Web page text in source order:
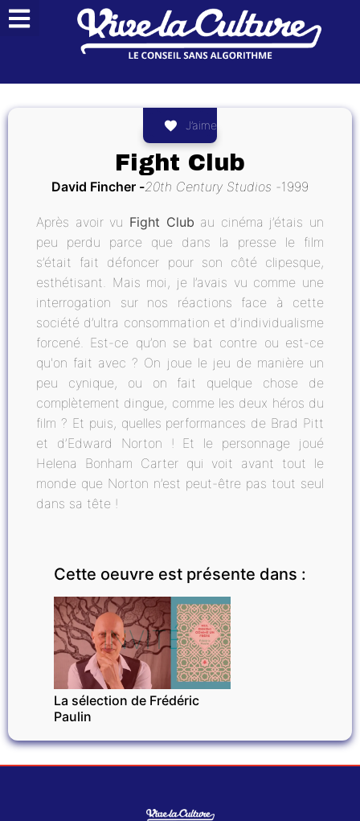
J’aime
Fight Club
David Fincher 20th Century Studios 1999
Après avoir vu Fight Club au cinéma j’étais un
peu perdu parce que dans la presse le film
s’était fait défoncer pour son côté clipesque,
esthétisant. Mais moi, je l’avais vu comme une
interrogation sur nos réactions face à cette
société d’ultra consommation et d’individualisme
forcené. Est-ce qu’on se bat contre ou est-ce
qu'on fait avec ? On joue le jeu de manière un
peu cynique, ou on fait quelque chose de
complètement dingue, comme les deux héros du
film ? Et puis, quelles performances de Brad Pitt
et d’Edward Norton ! Et le personnage joué
Helena Bonham Carter qui voit avant tout le
monde que Norton n’est peut-être pas tout seul
dans sa tête !
Cette oeuvre est présente dans :
INVITÉ
La sélection de Frédéric
Paulin